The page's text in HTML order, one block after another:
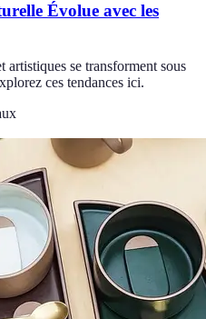
Évolue avec les
se transforment sous
ces tendances ici.